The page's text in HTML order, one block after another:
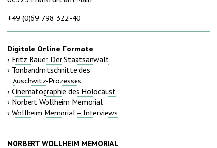
+49 (0)69 798 322-40
Digitale Online-Formate
› Fritz Bauer. Der Staatsanwalt
› Tonbandmitschnitte des
Auschwitz-Prozesses
› Cinematographie des Holocaust
› Norbert Wollheim Memorial
› Wollheim Memorial – Interviews
NORBERT WOLLHEIM MEMORIAL